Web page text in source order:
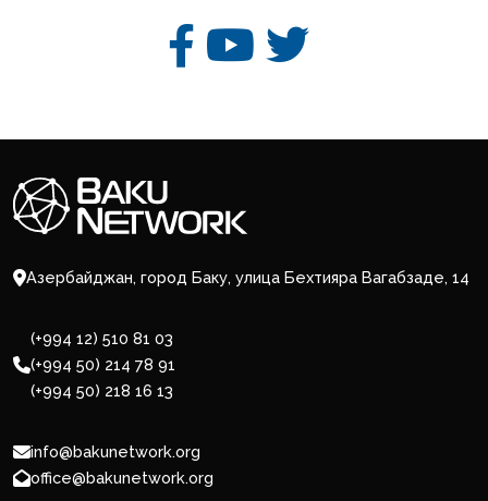
Азербайджан, город Баку, улица Бехтияра Вагабзаде, 14
(+994 12) 510 81 03
(+994 50) 214 78 91
(+994 50) 218 16 13
info@bakunetwork.org
office@bakunetwork.org